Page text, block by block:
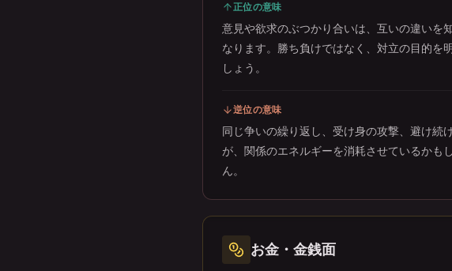
正位の意味
意見や欲求のぶつかり合いは、互いの違いを
なります。勝ち負けではなく、対立の目的を
しょう。
逆位の意味
同じ争いの繰り返し、受け身の攻撃、避け続
が、関係のエネルギーを消耗させているかも
ん。
お金・金銭面